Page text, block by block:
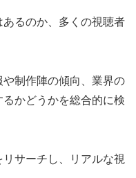
るのか、多くの視聴者
制作陣の傾向、業界の
かどうかを総合的に検
サーチし、リアルな視